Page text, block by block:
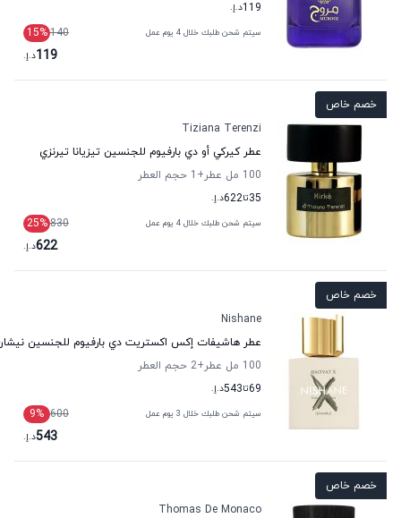
119د.إ.
سيتم شحن طلبك خلال 4 يوم عمل 140
15%
119د.إ.
خصم خاص
Tiziana Terenzi
عطر كيركي أو دي بارفيوم للجنسين تيزيانا تيرنزي
100 مل عطر
+1
حجم العطر
35تا622د.إ.
سيتم شحن طلبك خلال 4 يوم عمل 830
25%
622د.إ.
خصم خاص
Nishane
عطر هاشيفات إكس اكستريت دي بارفيوم للجنسين
100 مل عطر
+2
حجم العطر
69تا543د.إ.
سيتم شحن طلبك خلال 3 يوم عمل 600
9%
543د.إ.
خصم خاص
Thomas De Monaco